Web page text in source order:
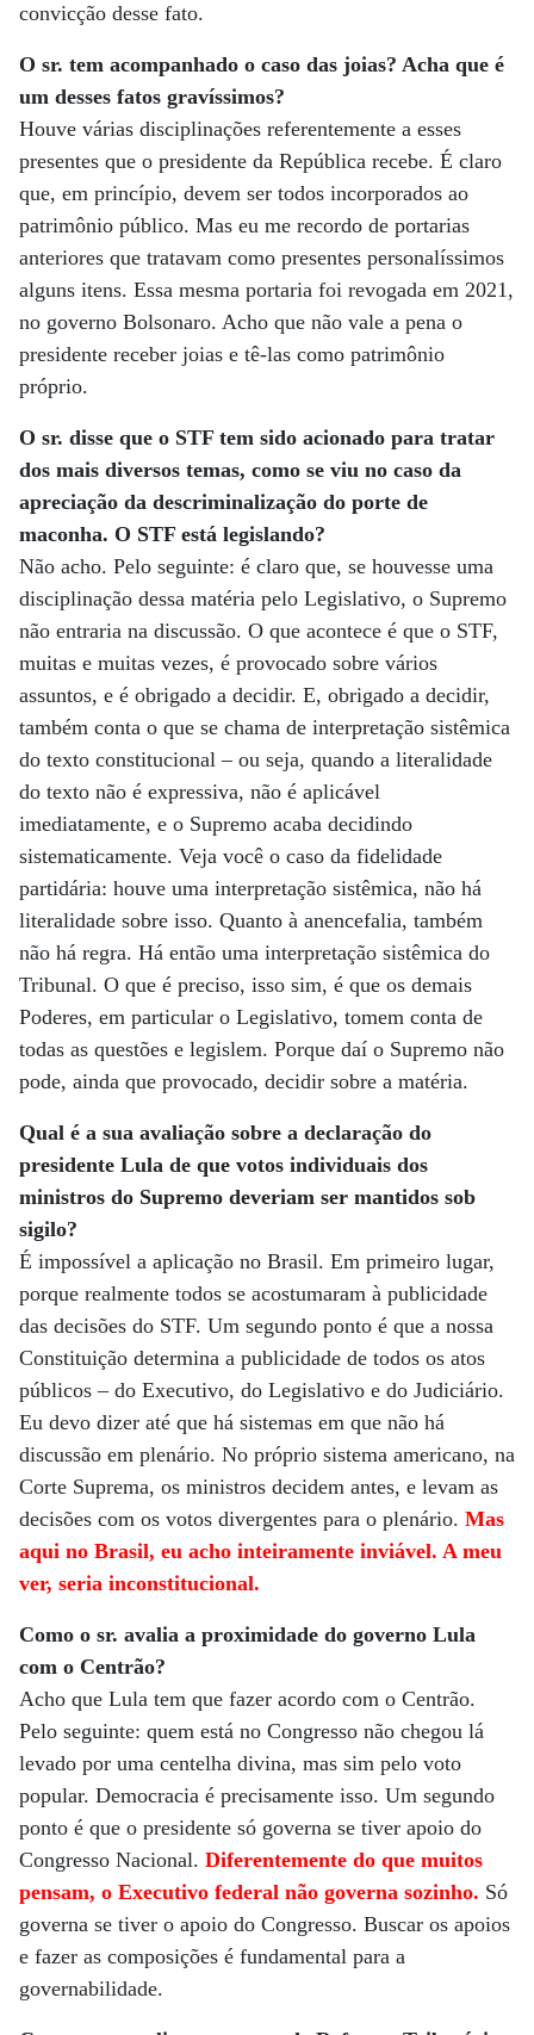
convicção desse fato.
O sr. tem acompanhado o caso das joias? Acha que é
um desses fatos gravíssimos?
Houve várias disciplinações referentemente a esses
presentes que o presidente da República recebe. É claro
que, em princípio, devem ser todos incorporados ao
patrimônio público. Mas eu me recordo de portarias
anteriores que tratavam como presentes personalíssimos
alguns itens. Essa mesma portaria foi revogada em 2021,
no governo Bolsonaro. Acho que não vale a pena o
presidente receber joias e tê-las como patrimônio
próprio.
O sr. disse que o STF tem sido acionado para tratar
dos mais diversos temas, como se viu no caso da
apreciação da descriminalização do porte de
maconha. O STF está legislando?
Não acho. Pelo seguinte: é claro que, se houvesse uma
disciplinação dessa matéria pelo Legislativo, o Supremo
não entraria na discussão. O que acontece é que o STF,
muitas e muitas vezes, é provocado sobre vários
assuntos, e é obrigado a decidir. E, obrigado a decidir,
também conta o que se chama de interpretação sistêmica
do texto constitucional – ou seja, quando a literalidade
do texto não é expressiva, não é aplicável
imediatamente, e o Supremo acaba decidindo
sistematicamente. Veja você o caso da fidelidade
partidária: houve uma interpretação sistêmica, não há
literalidade sobre isso. Quanto à anencefalia, também
não há regra. Há então uma interpretação sistêmica do
Tribunal. O que é preciso, isso sim, é que os demais
Poderes, em particular o Legislativo, tomem conta de
todas as questões e legislem. Porque daí o Supremo não
pode, ainda que provocado, decidir sobre a matéria.
Qual é a sua avaliação sobre a declaração do
presidente Lula de que votos individuais dos
ministros do Supremo deveriam ser mantidos sob
sigilo?
É impossível a aplicação no Brasil. Em primeiro lugar,
porque realmente todos se acostumaram à publicidade
das decisões do STF. Um segundo ponto é que a nossa
Constituição determina a publicidade de todos os atos
públicos – do Executivo, do Legislativo e do Judiciário.
Eu devo dizer até que há sistemas em que não há
discussão em plenário. No próprio sistema americano, na
Corte Suprema, os ministros decidem antes, e levam as
decisões com os votos divergentes para o plenário. Mas
aqui no Brasil, eu acho inteiramente inviável. A meu
ver, seria inconstitucional.
Como o sr. avalia a proximidade do governo Lula
com o Centrão?
Acho que Lula tem que fazer acordo com o Centrão.
Pelo seguinte: quem está no Congresso não chegou lá
levado por uma centelha divina, mas sim pelo voto
popular. Democracia é precisamente isso. Um segundo
ponto é que o presidente só governa se tiver apoio do
Congresso Nacional. Diferentemente do que muitos
pensam, o Executivo federal não governa sozinho. Só
governa se tiver o apoio do Congresso. Buscar os apoios
e fazer as composições é fundamental para a
governabilidade.